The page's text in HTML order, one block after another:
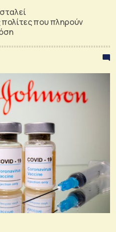
που πληρούν